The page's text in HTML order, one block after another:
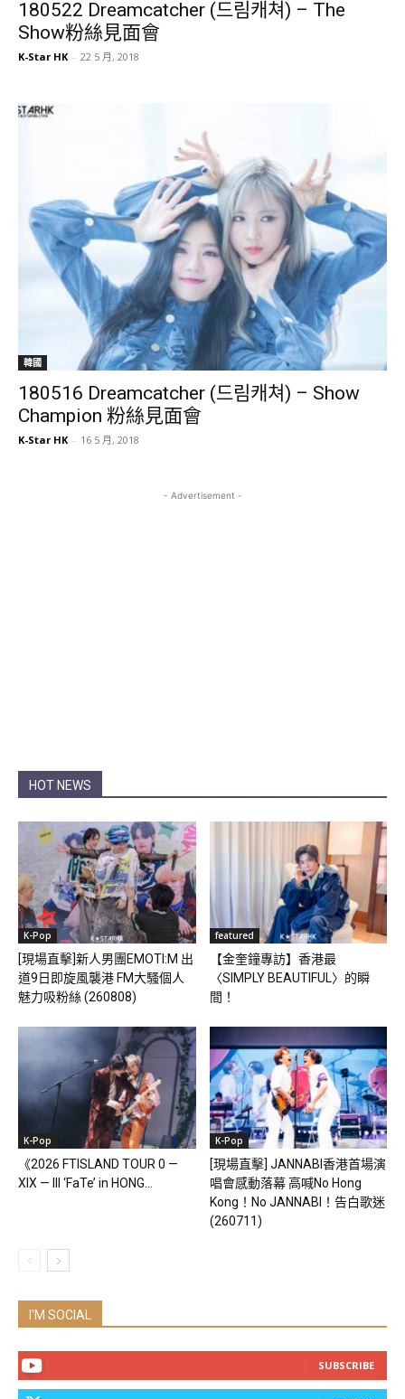
180522 Dreamcatcher (드림캐쳐) – The
Show粉絲見面會
K-Star HK - 22 5 月, 2018
韓國
180516 Dreamcatcher (드림캐쳐) – Show
Champion 粉絲見面會
K-Star HK - 16 5 月, 2018
- Advertisement -
HOT NEWS
K-Pop
[現場直擊]新人男團EMOTI:M 出
道9日即旋風襲港 FM大騷個人
魅力吸粉絲 (260808)
featured
【金奎鐘專訪】香港最
〈SIMPLY BEAUTIFUL〉的瞬
間！
K-Pop
《2026 FTISLAND TOUR 0 —
XIX — III ‘FaTe’ in HONG...
K-Pop
[現場直擊] JANNABI香港首場演
唱會感動落幕 高喊No Hong
Kong！No JANNABI！告白歌迷
(260711)
I'M SOCIAL
SUBSCRIBE